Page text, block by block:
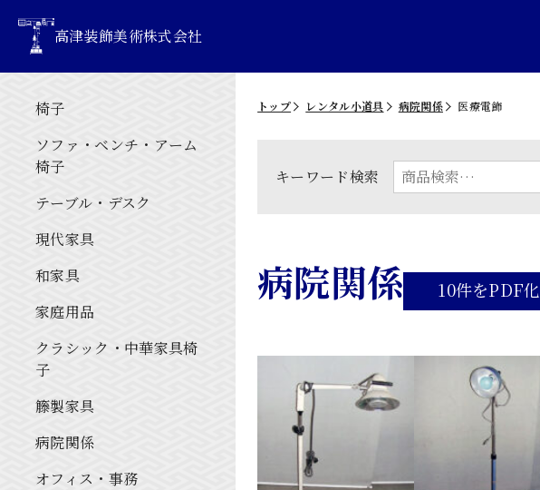
高津装飾美術株式会社
椅子
ソファ・ベンチ・アーム
椅子
テーブル・デスク
現代家具
和家具
家庭用品
クラシック・中華家具椅
子
籐製家具
病院関係
オフィス・事務
トップ レンタル小道具 病院関係 医療電飾
キーワード検索
病院関係 10件をPDF化